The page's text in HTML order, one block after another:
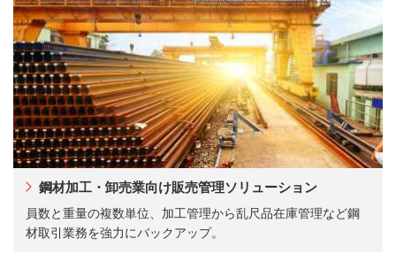
鋼材加工・卸売業向け販売管理ソリューション
員数と重量の複数単位、加工管理から乱尺品在庫管理など鋼
材取引業務を強力にバックアップ。